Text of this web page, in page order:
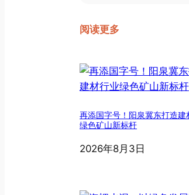
阅读更多
再添国字号！阳泉冀东打造建
绿色矿山新标杆
2026年8月3日